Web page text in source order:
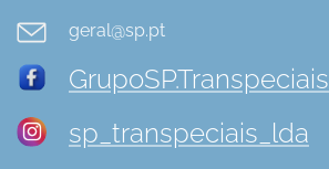
geral@sp.pt
GrupoSP.Transpeciais
sp_transpeciais_lda